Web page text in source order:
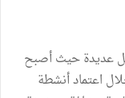
عديدة حيث أصبح
اعتماد أنشطة